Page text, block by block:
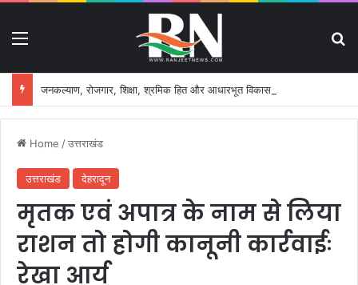
Home /उत्तराखंड
उत्तराखंड देहरादून
मृतक एवं अपात्र के नाम से लिया
राशन तो होगी कानूनी कार्रवाईः
रेखा आर्य